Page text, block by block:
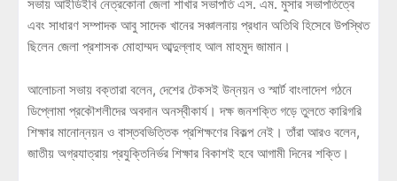
সভায় আইডিইবি নেত্রকোনা জেলা শাখার সভাপতি এস. এম. মুসার সভাপতিত্বে
এবং সাধারণ সম্পাদক আবু সাদেক খানের সঞ্চালনায় প্রধান অতিথি হিসেবে উপস্থিত
ছিলেন জেলা প্রশাসক মোহাম্মদ আব্দুল্লাহ আল মাহমুদ জামান।
আলোচনা সভায় বক্তারা বলেন, দেশের টেকসই উন্নয়ন ও স্মার্ট বাংলাদেশ গঠনে
ডিপ্লোমা প্রকৌশলীদের অবদান অনস্বীকার্য। দক্ষ জনশক্তি গড়ে তুলতে কারিগরি
শিক্ষার মানোন্নয়ন ও বাস্তবভিত্তিক প্রশিক্ষণের বিকল্প নেই। তাঁরা আরও বলেন,
জাতীয় অগ্রযাত্রায় প্রযুক্তিনির্ভর শিক্ষার বিকাশই হবে আগামী দিনের শক্তি।